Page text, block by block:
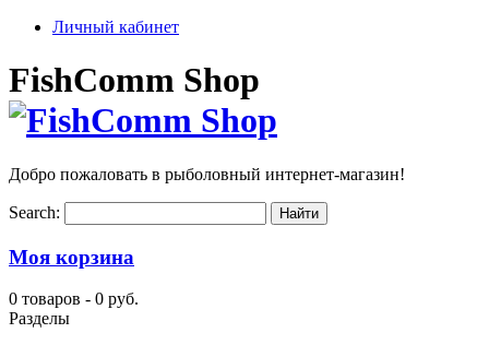
Личный кабинет
FishComm Shop
Добро пожаловать в рыболовный интернет-магазин!
Search:
Моя корзина
0 товаров - 0 руб.
Разделы